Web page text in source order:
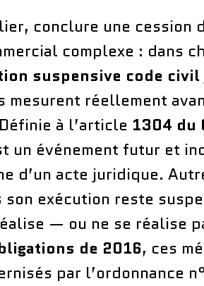
conclure une cession
complexe : dans
suspensive code civil
mesurent réellement
à l’article 1304 du
un événement futur et
d’un acte juridique.
exécution reste
— ou ne se réalise
de 2016, ces
par l’ordonnance